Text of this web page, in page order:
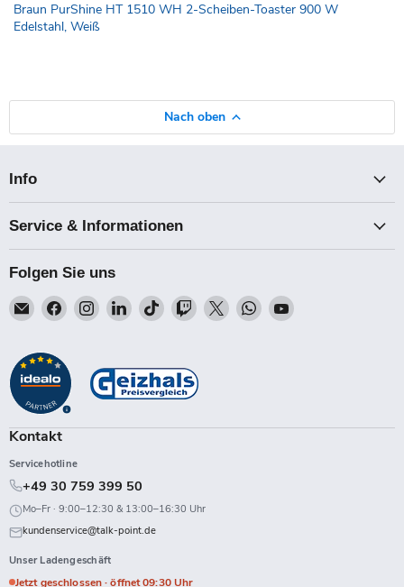
Braun PurShine HT 1510 WH 2-Scheiben-Toaster 900 W
Edelstahl, Weiß
Nach oben
Info
Service & Informationen
Folgen Sie uns
Email
Talk-
Finden
Sie
auf
Facebook
Finden
Sie
auf
Instagram
Finden
Sie
auf
LinkedIn
Finden
Sie
auf
TikTok
Finden
Sie
Twitch
Finden
Sie
Finden
Sie
Finden
Kontakt
Servicehotline
+49 30 759 399 50
Mo–Fr · 9:00–12:30 & 13:00–16:30 Uhr
kundenservice@talk-point.de
Unser Ladengeschäft
Jetzt geschlossen · öffnet 09:30 Uhr